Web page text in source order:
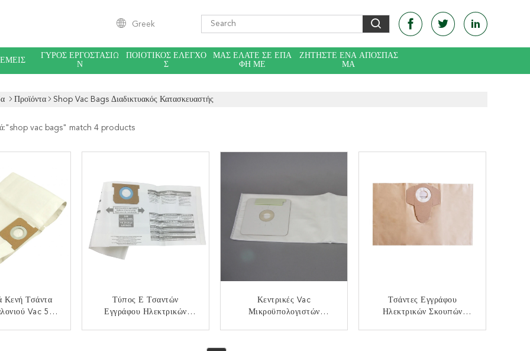
Greek
ΓΎΡΟΣ ΕΡΓΟΣΤΑΣΊΩ
Ν
ΠΟΙΟΤΙΚΌΣ ΈΛΕΓΧΟ
Σ
ΜΑΣ ΕΛΆΤΕ ΣΕ ΕΠΑ
ΦΉ ΜΕ
ΖΗΤΉΣΤΕ ΈΝΑ ΑΠΌΣΠΑΣ
ΜΑ
Προϊόντα Shop Vac Bags Διαδικτυακός Κατασκευαστής
shop vac bags" match 4 products
Κενή Τσάντα
Vac 5-8
Τύπος Ε Τσαντών
Εγγράφου Ηλεκτρικών
Κεντρικές Vac
Μικροϋπολογιστών
Τσάντες Εγγράφου
Ηλεκτρικών Σκουπών